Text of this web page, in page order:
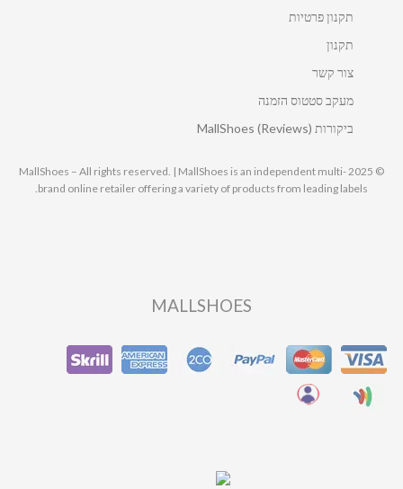
תקנון פרטיות
תקנון
צור קשר
מעקב סטטוס הזמנה
ביקורות MallShoes (Reviews)
© 2025 MallShoes – All rights reserved. | MallShoes is an independent multi-
brand online retailer offering a variety of products from leading labels.
MALLSHOES